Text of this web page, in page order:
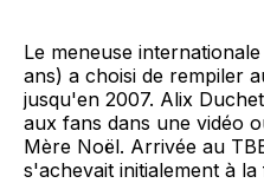
Le meneuse
ans) a choisi de rempiler
jusqu'en 2007. Alix
aux fans dans une vidéo
Mère Noël. Arrivée au
s'achevait initialement à